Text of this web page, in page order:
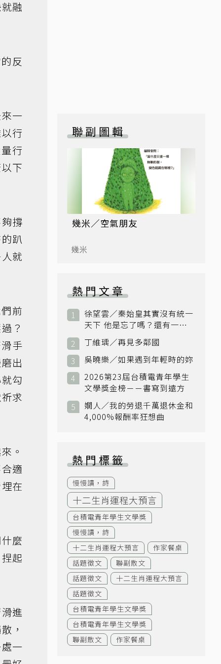
融
反
一
行
行
下
撐
趴
就
前
？
手
出
勾
求
。
適
在
麼
起
進
，
一
聯副圖輯
幾米／空氣朋友
幾米
熱門文章
徐望雲／秦始皇其實沒有統一
天下 他是忘了嗎？還有一個
小國：衛國
丁維瑀／再見多鄰國
吳曉樂／如果遇到年輕時的妳
2026第23屆台積電青年學生
文學獎金榜－－書寫到遠方
嫺人／我的勞退千萬退休金和
4,000%報酬率狂想曲
熱門標籤
慢慢讀，詩
十二生肖運程大預言
台積電青年學生文學獎
慢慢讀，詩
十二生肖運程大預言
作家餐桌
話題徵文
聯副散文
話題徵文
十二生肖運程大預言
話題徵文
台積電青年學生文學獎
台積電青年學生文學獎
聯副散文
作家餐桌